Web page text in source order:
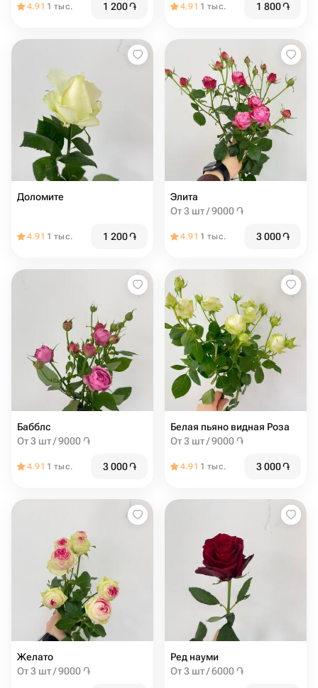
4.91 1 тыс. 1 200֏ 4.91 1 тыс. 1 800֏
Доломите
4.91 1 тыс. 1 200֏
Элита
От 3 шт / 9000 ֏
4.91 1 тыс. 3 000֏
Бабблс
От 3 шт / 9000 ֏
4.91 1 тыс. 3 000֏
Белая пьяно видная Роза
От 3 шт / 9000 ֏
4.91 1 тыс. 3 000֏
Желато
От 3 шт / 9000 ֏
Ред науми
От 3 шт / 6000 ֏